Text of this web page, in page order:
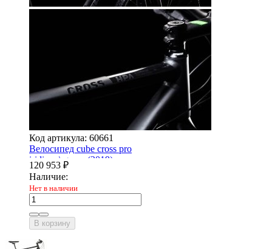
Код артикула: 60661
Велосипед cube cross pro
iridium \ green (2019)
120 953 ₽
Наличие:
Нет в наличии
В корзину